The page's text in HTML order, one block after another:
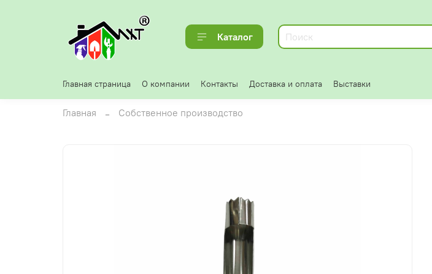
Каталог
Главная страница О компании Контакты Доставка и оплата Выставки
Главная Собственное производство